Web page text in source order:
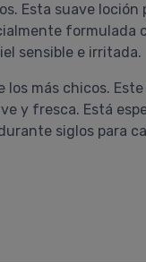
Esta suave loción
formulada
sensible e irritada.
los más chicos. Este
y fresca. Está
siglos para